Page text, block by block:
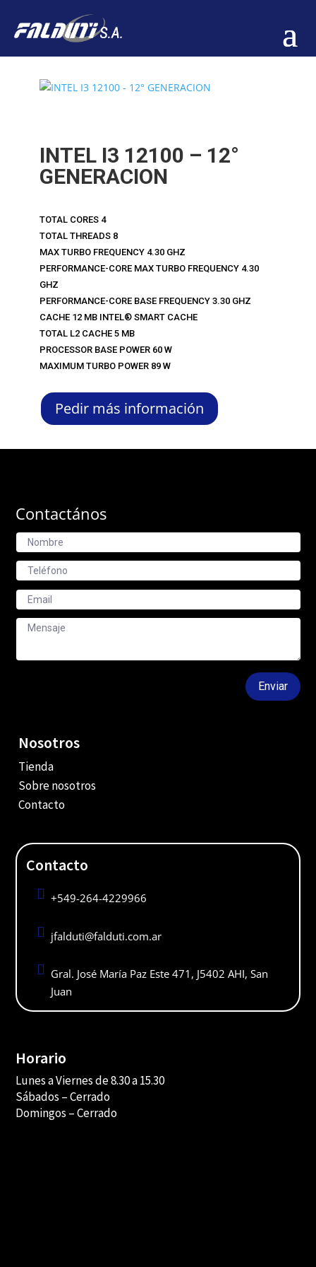
INTEL I3 12100 – 12°
GENERACION
TOTAL CORES 4
TOTAL THREADS 8
MAX TURBO FREQUENCY 4.30 GHZ
PERFORMANCE-CORE MAX TURBO FREQUENCY 4.30
GHZ
PERFORMANCE-CORE BASE FREQUENCY 3.30 GHZ
CACHE 12 MB INTEL® SMART CACHE
TOTAL L2 CACHE 5 MB
PROCESSOR BASE POWER 60 W
MAXIMUM TURBO POWER 89 W
Pedir más información
Contactános
Enviar
Nosotros
Tienda
Sobre nosotros
Contacto
Contacto
 +549-264-4229966
 jfalduti@falduti.com.ar
 Gral. José María Paz Este 471, J5402 AHI, San
Juan
Horario
Lunes a Viernes de 8.30 a 15.30
Sábados –Cerrado
Domingos – Cerrado